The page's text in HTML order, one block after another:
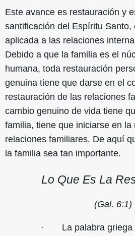
Este avance es restauración y
santificación del Espíritu Santo,
aplicada a las relaciones
Debido a que la familia es el
humana, toda restauración
genuina tiene que darse en el
restauración de las relaciones
cambio genuino de vida tiene
familia, tiene que iniciarse en la
relaciones familiares. De aquí
la familia sea tan importante.
Lo Que Es La
(Gal. 6:1)
· La palabra griega